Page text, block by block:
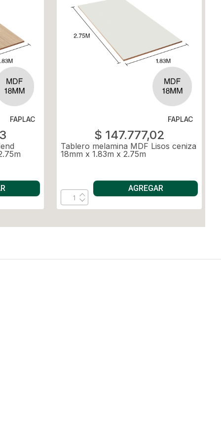
FAPLAC FAPLAC
$ 147.777,02
Tablero melamina MDF Lisos ceniza
18mm x 1.83m x 2.75m
AGREGAR